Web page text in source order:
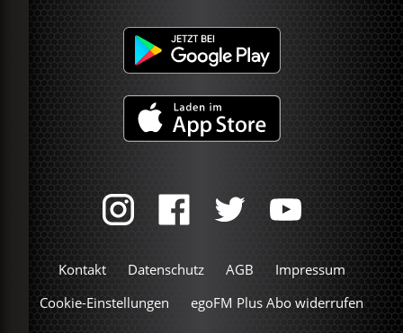
Kontakt Datenschutz AGB
Impressum
Cookie-Einstellungen
egoFM Plus Abo widerrufen